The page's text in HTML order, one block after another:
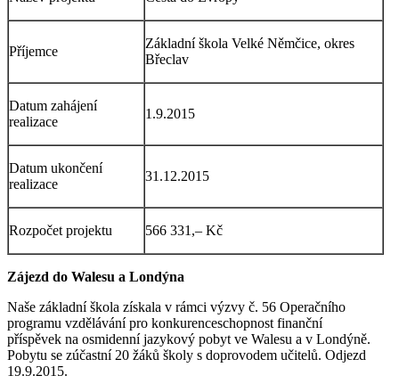
Příjemce
Základní škola Velké Němčice, okres
Břeclav
Datum zahájení
realizace
1.9.2015
Datum ukončení
realizace
31.12.2015
Rozpočet projektu 566 331,– Kč
Zájezd do Walesu a Londýna
Naše základní škola získala v rámci výzvy č. 56 Operačního
programu vzdělávání pro konkurenceschopnost finanční
příspěvek na osmidenní jazykový pobyt ve Walesu a v Londýně.
Pobytu se zúčastní 20 žáků školy s doprovodem učitelů. Odjezd
19.9.2015.